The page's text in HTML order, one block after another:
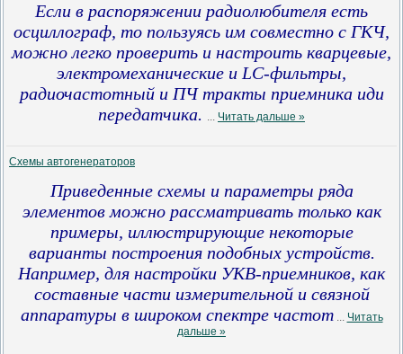
Если в распоряжении радиолюбителя есть
осциллограф, то пользуясь им совместно с ГКЧ,
можно легко проверить и настроить кварцевые,
электромеханические и LC-фильтры,
радиочастотный и ПЧ тракты приемника иди
передатчика. ... Читать дальше »
Схемы автогенераторов
Приведенные схемы и параметры ряда
элементов можно рассматривать только как
примеры, иллюстрирующие некоторые
варианты построения подобных устройств.
Например, для настройки УКВ-приемников, как
составные части измерительной и связной
аппаратуры в широком спектре частот ... Читать
дальше »